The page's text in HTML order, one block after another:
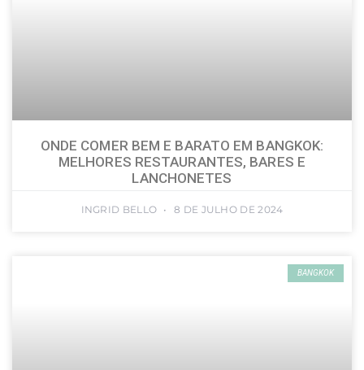
ONDE COMER BEM E BARATO EM BANGKOK:
MELHORES RESTAURANTES, BARES E
LANCHONETES
INGRID BELLO 8 DE JULHO DE 2024
BANGKOK